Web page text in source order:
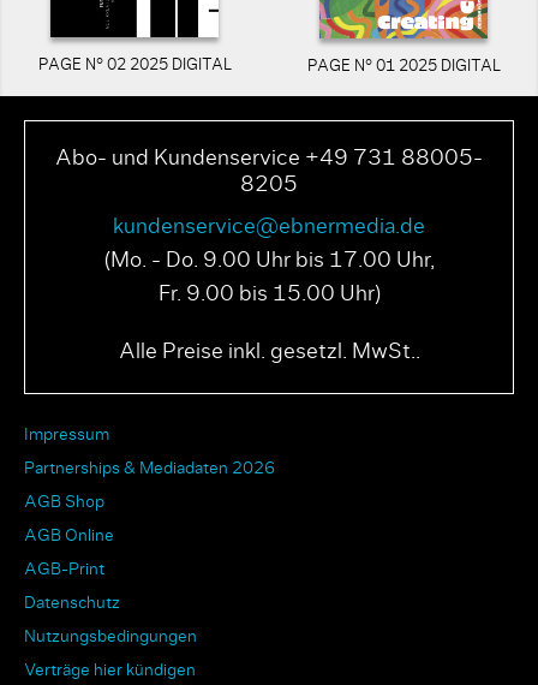
PAGE N° 02 2025 DIGITAL PAGE N° 01 2025 DIGITAL
Abo- und Kundenservice +49 731 88005-
8205
kundenservice@ebnermedia.de
(Mo. - Do. 9.00 Uhr bis 17.00 Uhr,
Fr. 9.00 bis 15.00 Uhr)
Alle Preise inkl. gesetzl. MwSt..
Impressum
Partnerships & Mediadaten 2026
AGB Shop
AGB Online
AGB-Print
Datenschutz
Nutzungsbedingungen
Verträge hier kündigen